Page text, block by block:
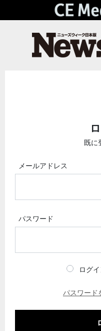
既に
メールアドレス
パスワード
ログ
パスワード